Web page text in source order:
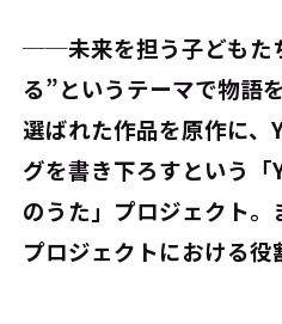
──未来を担う子どもた
る”というテーマで物語
選ばれた作品を原作に、
グを書き下ろすという「
のうた」プロジェクト
プロジェクトにおける役